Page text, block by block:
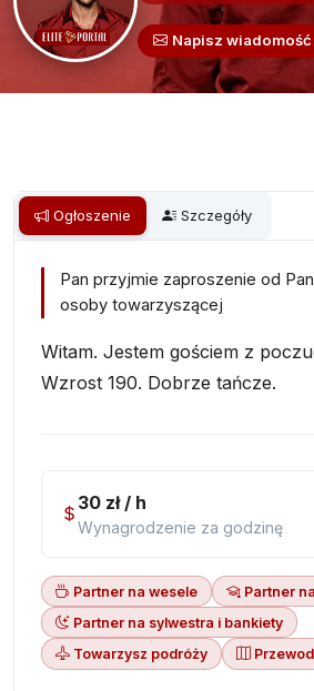
Napisz wiadomość
Ogłoszenie Szczegóły
Pan przyjmie zaproszenie od
osoby towarzyszącej
Witam. Jestem gościem z
Wzrost 190. Dobrze tańcze.
30 zł / h
Wynagrodzenie za godzinę
Partner na wesele
Partner
Partner na sylwestra i bankiety
Towarzysz podróży